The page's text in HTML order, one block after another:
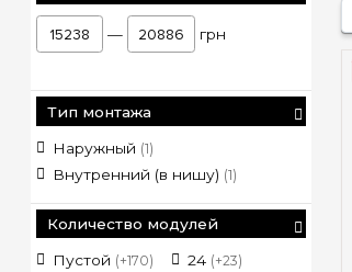
— грн
Тип монтажа
Наружный (1)
Внутренний (в нишу) (1)
Количество модулей
Пустой (+170) 24 (+23)